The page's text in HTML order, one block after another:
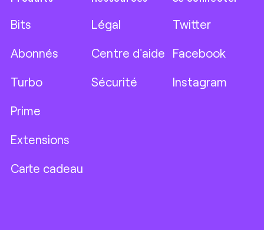
Bits
Abonnés
Turbo
Prime
Extensions
Carte cadeau
Légal
Centre d'aide
Sécurité
Twitter
Facebook
Instagram